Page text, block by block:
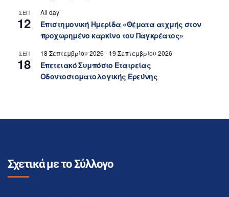
ΣΕΠ
12
All day
Επιστημονική Ημερίδα «Θέματα αιχμής στον
προχωρημένο καρκίνο του Παγκρέατος»
ΣΕΠ
18
18 Σεπτεμβρίου 2026 - 19 Σεπτεμβρίου 2026
Επετειακό Συμπόσιο Εταιρείας
Οδοντοστοματολογικής Ερεύνης
Σχετικά με το Σύλλογο